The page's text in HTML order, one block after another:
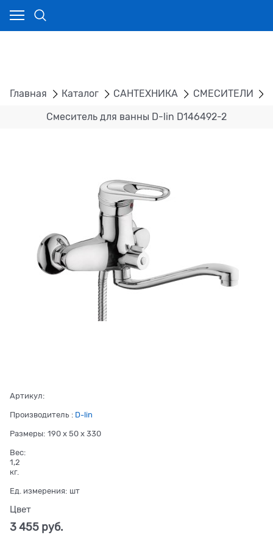
Главная Каталог САНТЕХНИКА СМЕСИТЕЛИ
Смеситель для ванны D-lin D146492-2
Артикул:
Производитель : D-lin
Размеры: 190 x 50 x 330
Вес:
1,2
кг.
Ед. измерения: шт
Цвет
3 455 руб.